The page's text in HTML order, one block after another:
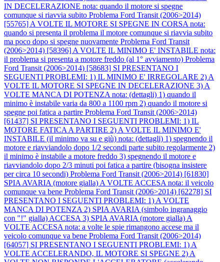
IN DECELERAZIONE nota: quando il motore si spegne
comunque si riavvia subito Problema Ford Transit (2006>2014)
[55765] A VOLTE IL MOTORE SI SPEGNE IN CORSA nota:
quando si presenta il problema il motore comunque si riavvia subito
ma poco dopo si spegne nuovamente Problema Ford Transit
(2006>2014) [58396] A VOLTE IL MINIMO E' INSTABILE nota:
il problema si presenta a motore freddo (al 1° avviamento) Problema
Ford Transit (2006>2014) [58683] SI PRESENTANO I
SEGUENTI PROBLEMI: 1) IL MINIMO E' IRREGOLARE 2) A
VOLTE IL MOTORE SI SPEGNE IN DECELERAZIONE 3) A
VOLTE MANCA DI POTENZA nota: (dettagli) 1) quando il
minimo è instabile varia da 800 a 1100 rpm 2) quando il motore si
spegne poi fatica a partire Problema Ford Transit (2006>2014)
[61437] SI PRESENTANO I SEGUENTI PROBLEMI: 1) IL
MOTORE FATICA A PARTIRE 2) A VOLTE IL MINIMO E'
INSTABILE (il minimo va su e giù) nota: (dettagli) 1) spegnendo il
motore e riavviandolo dopo 1/2 secondi parte subito regolarmente 2)
il minimo è instabile a motore freddo 3) spegnendo il motore e
riavviandolo dopo 2/3 minuti poi fatica a partire (bisogna insistere
per circa 10 secondi) Problema Ford Transit (2006>2014) [61830]
SPIA AVARIA (motore gialla) A VOLTE ACCESA nota: il veicolo
comunque va bene Problema Ford Transit (2006>2014) [62278] SI
PRESENTANO I SEGUENTI PROBLEMI: 1) A VOLTE
MANCA DI POTENZA 2) SPIA AVARIA (simbolo ingranaggio
con "!" gialla) ACCESA 3) SPIA AVARIA (motore gialla) A
VOLTE ACCESA nota: a volte le spie rimangono accese ma il
veicolo comunque va bene Problema Ford Transit (2006>2014)
[64057] SI PRESENTANO I SEGUENTI PROBLEMI: 1) A
VOLTE ACCELERANDO, IL MOTORE SI SPEGNE 2) A